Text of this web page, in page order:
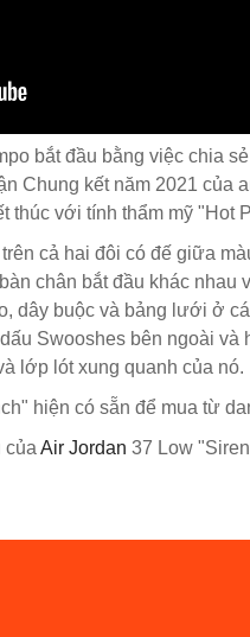
bắt đầu bằng việc chia
Chung kết năm 2021
thúc với tính thẩm mỹ "Hot
cả hai đôi có đế giữa
chân bắt đầu khác
dây buộc và bảng lưới ở
Swooshes bên ngoài
lớp lót xung quanh của nó.
hiện có sẵn để mua từ
của Air Jordan 37 Low